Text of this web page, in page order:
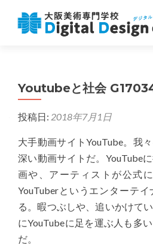
Youtubeと社会
投稿日: 2018年7月1日
大手動画サイトYouTube。我
深い動画サイトだ。YouTube
画や、アーティストが公式
YouTuberというエンターテ
る。暇つぶしや、追いかけて
にYouTubeに足を運ぶ人も多
だ。